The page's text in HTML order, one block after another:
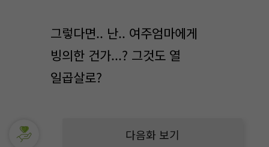
그렇다면.. 난.. 여주엄마에게
빙의한 건가...? 그것도 열
일곱살로?
다음화 보기